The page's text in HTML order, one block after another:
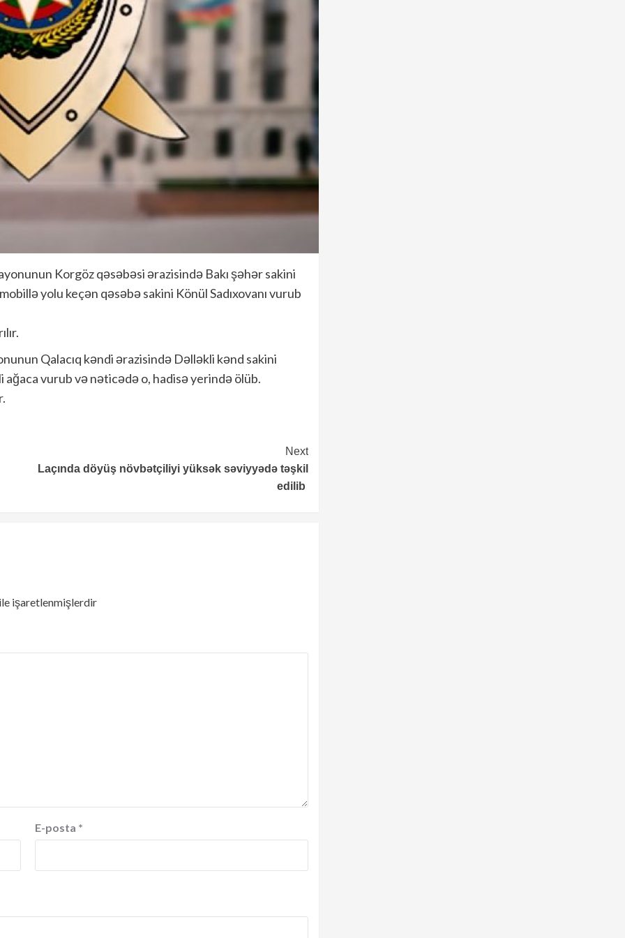
Korgöz qəsəbəsi ərazisində Bakı şəhər sakini
yolu keçən qəsəbə sakini Könül Sadıxovanı vurub
Qalacıq kəndi ərazisində Dəlləkli kənd sakini
vurub və nəticədə o, hadisə yerində ölüb.
Next
Laçında döyüş növbətçiliyi yüksək səviyyədə təşkil
edilib
işaretlenmişlerdir
E-posta *